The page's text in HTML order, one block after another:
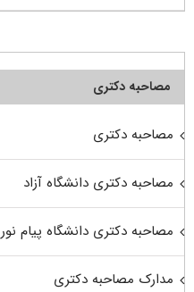
مصاحبه دکتری
مصاحبه دکتری
مصاحبه دکتری دانشگاه آزاد
مصاحبه دکتری دانشگاه پیام نور
مدارک مصاحبه دکتری